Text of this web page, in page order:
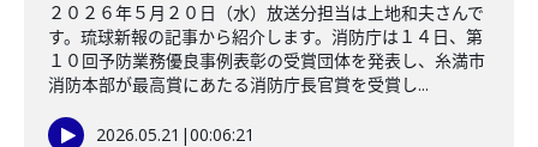
２０２６年５月２０日（水）放送分担当は上地和夫さんで
す。琉球新報の記事から紹介します。消防庁は１４日、第
１０回予防業務優良事例表彰の受賞団体を発表し、糸満市
消防本部が最高賞にあたる消防庁長官賞を受賞し...
2026.05.21 |00:06:21